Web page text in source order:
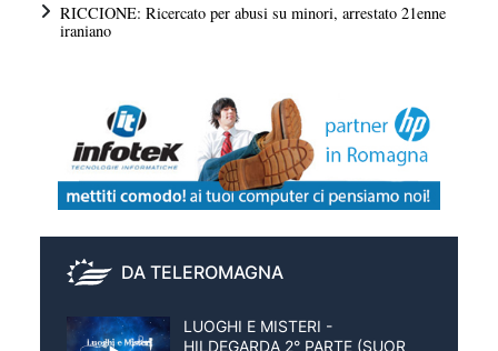
RICCIONE: Ricercato per abusi su minori, arrestato 21enne
iraniano
DA TELEROMAGNA
LUOGHI E MISTERI -
HILDEGARDA 2° PARTE (SUOR